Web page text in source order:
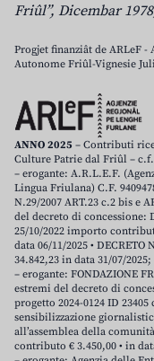
Friûl”, Dicembar
Progjet finanziât de ARLeF -
Autonome Friûl-Vignesie
ANNO 2025 – Contributi
Culture Patrie dal Friûl – c.f.
– erogante: A.R.L.E.F.
Lingua Friulana) C.F.
N.29/2007 ART.23 c.2 bis e
del decreto di concessione:
25/10/2022 importo
data 06/11/2025 • DECRETO
34.842,23 in data 31/07/2025;
– erogante: FONDAZIONE
estremi del decreto di
progetto 2024-0124 ID 23405
sensibilizzazione
all’assemblea della
contributo € 3.450,00 • in